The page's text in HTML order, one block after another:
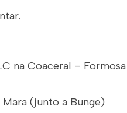
na Coaceral –
(junto a Bunge)